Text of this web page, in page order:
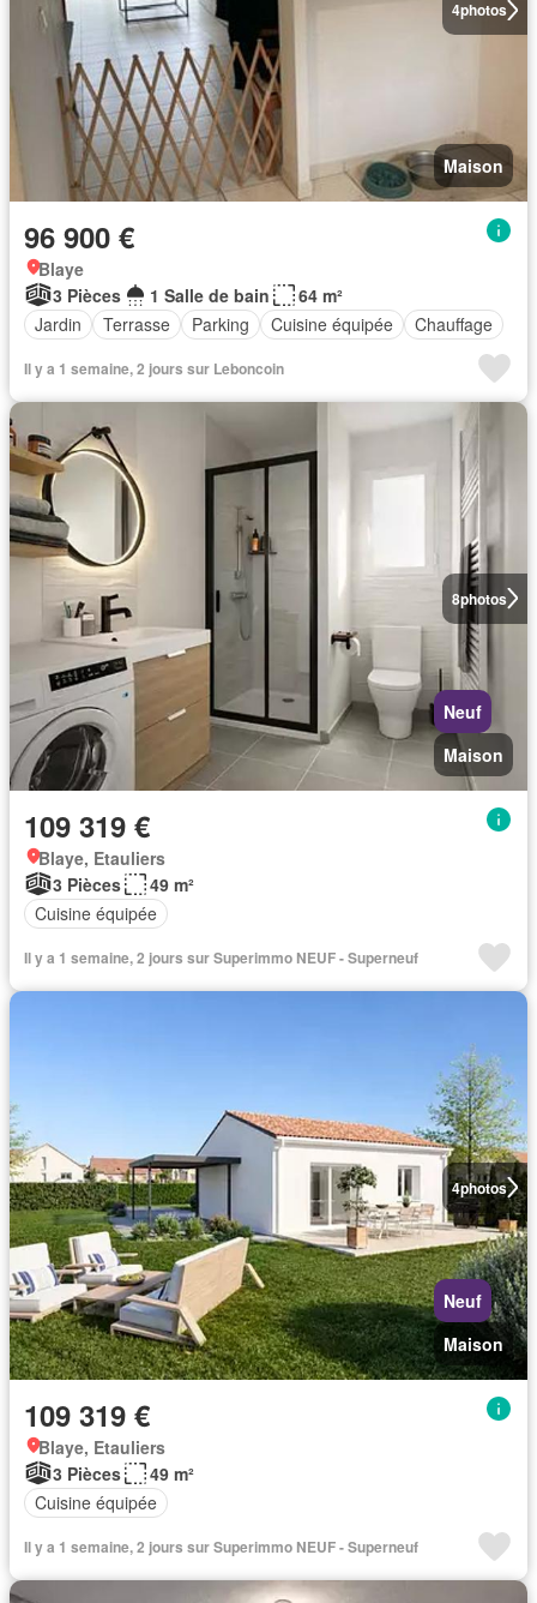
4photos
Maison
96 900 €
Blaye
3 Pièces
1 Salle de bain
64 m²
Jardin
Terrasse Parking Cuisine équipée Chauffage
Il y a 1 semaine, 2 jours sur Leboncoin
8photos
Neuf
Maison
109 319 €
Blaye, Etauliers
3 Pièces
49 m²
Cuisine équipée
Il y a 1 semaine, 2 jours sur Superimmo NEUF - Superneuf
4photos
Neuf
Maison
109 319 €
Blaye, Etauliers
3 Pièces
49 m²
Cuisine équipée
Il y a 1 semaine, 2 jours sur Superimmo NEUF - Superneuf